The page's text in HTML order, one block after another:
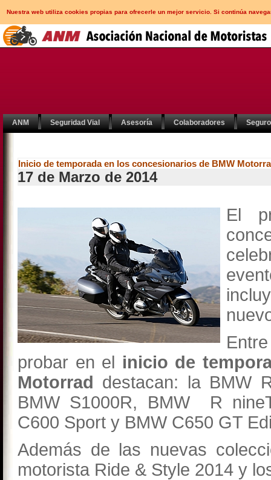
Nuestra web utiliza cookies propias para ofrecerle un mejor servicio. Si continúa
ANM Seguridad Vial Asesoría Colaboradores
Inicio de temporada en los concesionarios de BMW
17 de Marzo de 2014
El
probar en el inicio de
Motorrad destacan: la BMW
BMW S1000R, BMW R
C600 Sport y BMW C650 GT
Además de las nuevas
motorista Ride & Style 2014 y